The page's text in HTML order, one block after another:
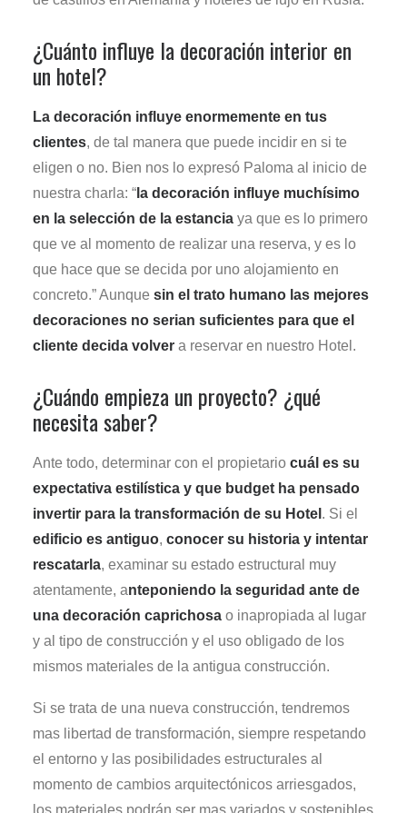
¿Cuánto influye la decoración interior en
un hotel?
La decoración influye enormemente en tus
clientes, de tal manera que puede incidir en si te
eligen o no. Bien nos lo expresó Paloma al inicio de
nuestra charla: “ la decoración influye muchísimo
en la selección de la estancia ya que es lo primero
que ve al momento de realizar una reserva, y es lo
que hace que se decida por uno alojamiento en
concreto.” Aunque sin el trato humano las mejores
decoraciones no serian suficientes para que el
cliente decida volver a reservar en nuestro Hotel.
¿Cuándo empieza un proyecto? ¿qué
necesita saber?
Ante todo, determinar con el propietario cuál es su
expectativa estilística y que budget ha pensado
invertir para la transformación de su Hotel . Si el
edificio es antiguo, conocer su historia y intentar
rescatarla, examinar su estado estructural muy
atentamente, anteponiendo la seguridad ante de
una decoración caprichosa o inapropiada al lugar
y al tipo de construcción y el uso obligado de los
mismos materiales de la antigua construcción.
Si se trata de una nueva construcción, tendremos
mas libertad de transformación, siempre respetando
el entorno y las posibilidades estructurales al
momento de cambios arquitectónicos arriesgados,
los materiales podrán ser mas variados y sostenibles